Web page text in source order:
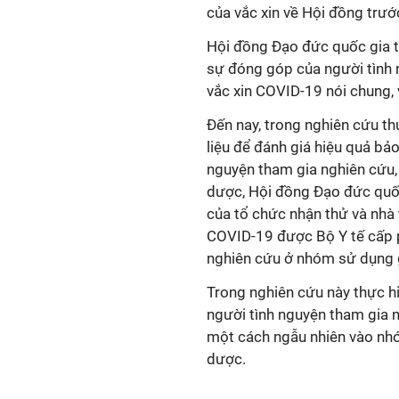
của vắc xin về Hội đồng
Hội đồng Đạo đức quốc gia
sự đóng góp của người tình
vắc xin COVID-19 nói chung,
Đến nay, trong nghiên cứu
liệu để đánh giá hiệu quả
nguyện tham gia nghiên
dược, Hội đồng Đạo đức
của tổ chức nhận thử và
COVID-19 được Bộ Y tế
nghiên cứu ở nhóm sử dụng
Trong nghiên cứu này thực
người tình nguyện tham gia
một cách ngẫu nhiên vào
dược.